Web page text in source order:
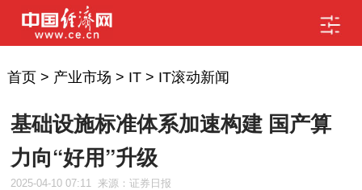
首页> 产业市场 > IT> IT滚动新闻
基础设施标准体系加速构建 国产算
力向“好用”升级
2025-04-10 07:11 来源：证券日报